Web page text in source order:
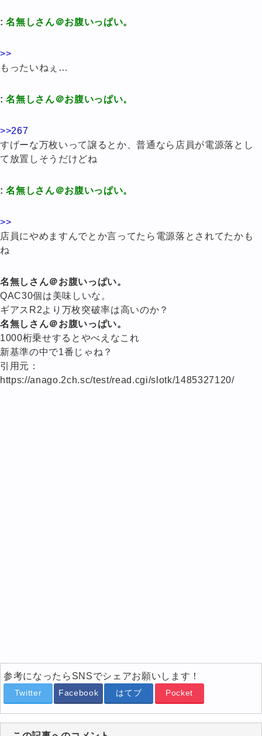
:名無しさん＠お腹いっぱい。
>>
もったいねぇ…
:名無しさん＠お腹いっぱい。
>>267
すげーな万枚いって譲るとか、普通なら店員が電源落とし
て放置しそうだけどね
:名無しさん＠お腹いっぱい。
>>
店員にやめますんでとか言ってたら電源落とされてたかも
ね
名無しさん＠お腹いっぱい。
QAC30個は美味しいな。
ギアスR2より万枚突破率は高いのか？
名無しさん＠お腹いっぱい。
1000桁乗せするとやべえなこれ
新基準の中で1番じゃね？
引用元：
https://anago.2ch.sc/test/read.cgi/slotk/1485327120/
参考になったらSNSでシェアお願いします！
Twitter Facebook はてブ Pocket